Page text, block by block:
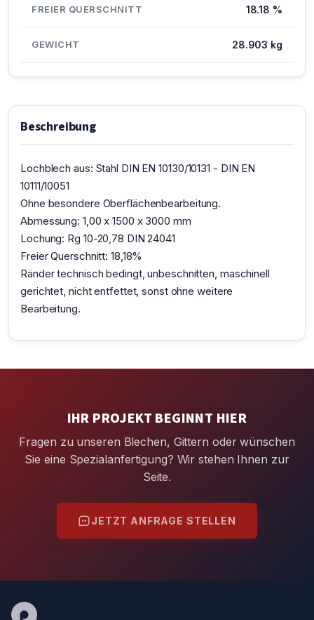
FREIER QUERSCHNITT 18.18 %
GEWICHT 28.903 kg
Beschreibung
Lochblech aus: Stahl DIN EN 10130/10131 - DIN EN
10111/10051
Ohne besondere Oberflächenbearbeitung.
Abmessung: 1,00 x 1500 x 3000 mm
Lochung: Rg 10-20,78 DIN 24041
Freier Querschnitt: 18,18%
Ränder technisch bedingt, unbeschnitten, maschinell
gerichtet, nicht entfettet, sonst ohne weitere
Bearbeitung.
IHR PROJEKT BEGINNT HIER
Fragen zu unseren Blechen, Gittern oder wünschen
Sie eine Spezialanfertigung? Wir stehen Ihnen zur
Seite.
JETZT ANFRAGE STELLEN